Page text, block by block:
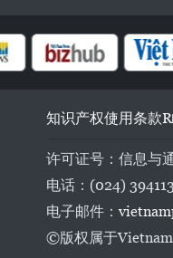
知识产权使用条款
许可证号：信息与
电话：(024)
电子邮件：
©版权属于